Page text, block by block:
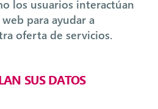
los usuarios interactúan
para ayudar a
oferta de servicios.
SUS DATOS